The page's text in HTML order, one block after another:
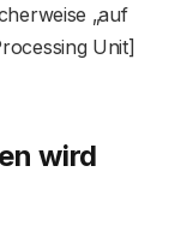
„auf
Unit]
wird